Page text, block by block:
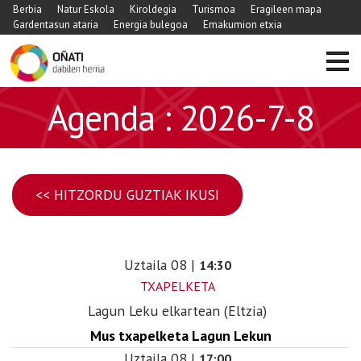
Berbia Natur Eskola Kiroldegia Turismoa
Eragileen mapa
Gardentasun ataria
Energia bulegoa Emakumion etxia
Agenda : 2026-7-8
<< HITZORDU GUZTIAK IKUSI
Uztaila 08 | 14:30
TXAPELKETA
Lagun Leku elkartean (Eltzia)
Mus txapelketa Lagun Lekun